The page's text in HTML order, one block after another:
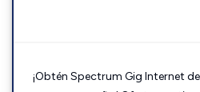
¡Obtén Spectrum Gig Internet